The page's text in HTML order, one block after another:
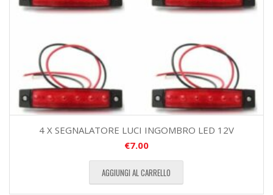
4 X SEGNALATORE LUCI INGOMBRO LED 12V
€7.00
AGGIUNGI AL CARRELLO